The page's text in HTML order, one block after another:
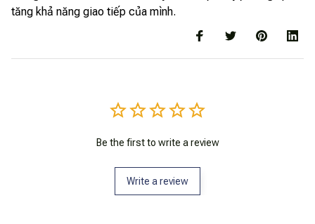
tăng khả năng giao tiếp của mình.
Be the first to write a review
Write a review